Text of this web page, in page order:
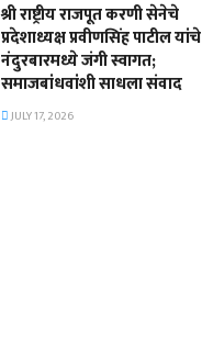
श्री राष्ट्रीय राजपूत करणी सेनेचे
प्रदेशाध्यक्ष प्रवीणसिंह पाटील यांचे
नंदुरबारमध्ये जंगी स्वागत;
समाजबांधवांशी साधला संवाद
JULY 17, 2026